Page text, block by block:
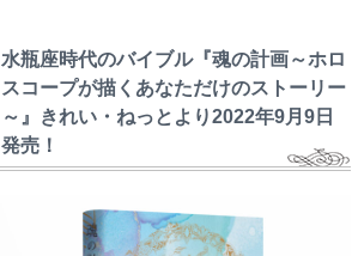
水瓶座時代のバイブル『魂の計画～ホロ
スコープが描くあなただけのストーリー
～』きれい・ねっとより2022年9月9日
発売！